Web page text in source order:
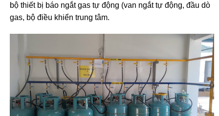
bộ thiết bị báo ngắt gas tự động (van ngắt tự động, đầu dò
gas, bộ điều khiển trung tâm.